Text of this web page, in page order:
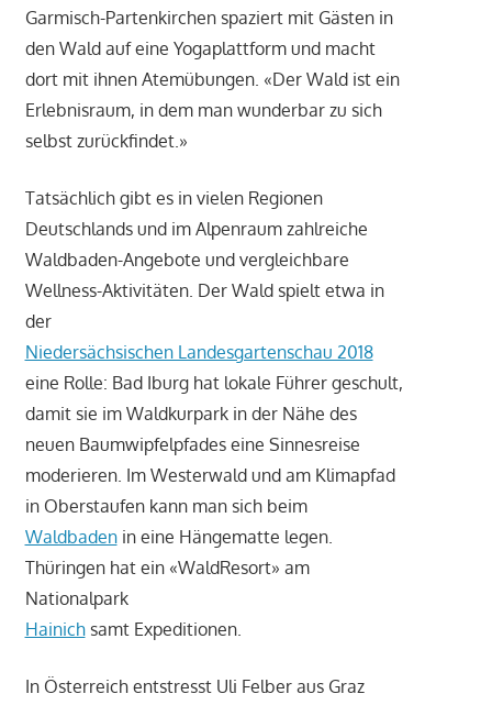
Garmisch-Partenkirchen spaziert mit Gästen in
den Wald auf eine Yogaplattform und macht
dort mit ihnen Atemübungen. «Der Wald ist ein
Erlebnisraum, in dem man wunderbar zu sich
selbst zurückfindet.»
Tatsächlich gibt es in vielen Regionen
Deutschlands und im Alpenraum zahlreiche
Waldbaden-Angebote und vergleichbare
Wellness-Aktivitäten. Der Wald spielt etwa in
der
Niedersächsischen Landesgartenschau 2018
eine Rolle: Bad Iburg hat lokale Führer geschult,
damit sie im Waldkurpark in der Nähe des
neuen Baumwipfelpfades eine Sinnesreise
moderieren. Im Westerwald und am Klimapfad
in Oberstaufen kann man sich beim
Waldbadenin eine Hängematte legen.
Thüringen hat ein «WaldResort» am
Nationalpark
Hainichsamt Expeditionen.
In Österreich entstresst Uli Felber aus Graz